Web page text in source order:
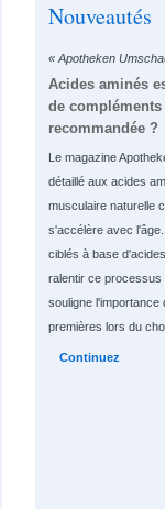
Nouveautés
« Apotheken
Acides aminés
de
recommandée ?
Le magazine
détaillé aux acides
musculaire naturelle
s'accélère avec
ciblés à base
ralentir ce processus
souligne l'importance
premières lors du
Continuez